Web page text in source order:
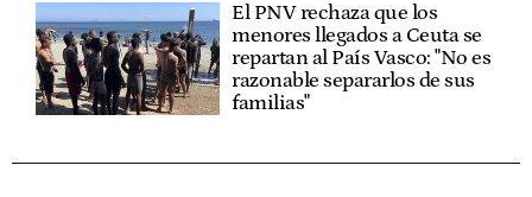
El PNV rechaza que los
menores llegados a Ceuta se
repartan al País Vasco: "No es
razonable separarlos de sus
familias"